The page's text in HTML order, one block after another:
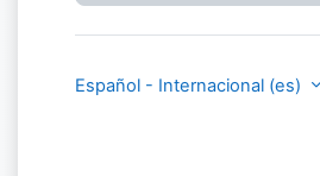
Español - Internacional ‎(es)‎